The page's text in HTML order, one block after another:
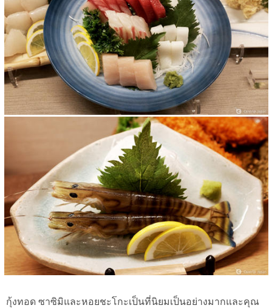
กุ้งทอด ซาซิมิและหอยชะโกะเป็นที่นิยมเป็นอย่างมากและคุณ